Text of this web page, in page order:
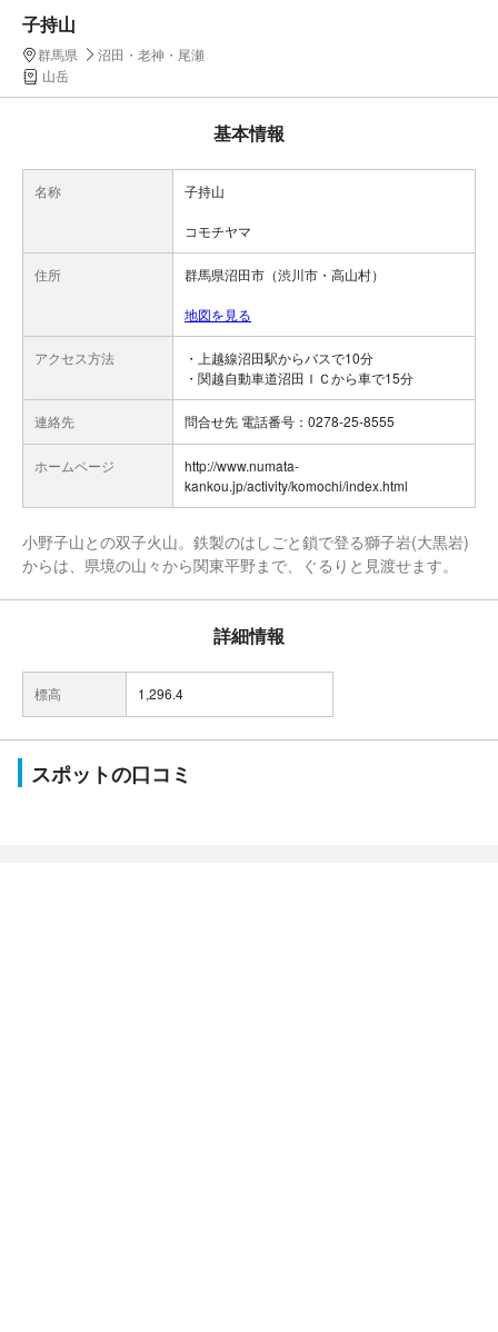
子持山
群馬県
沼田・老神・尾瀬
山岳
基本情報
名称 子持山
コモチヤマ
住所 群馬県沼田市（渋川市・高山村）
地図を見る
アクセス方法
・上越線沼田駅からバスで10分
・関越自動車道沼田ＩＣから車で15分
連絡先 問合せ先 電話番号：0278-25-8555
ホームページ
http://www.numata-
kankou.jp/activity/komochi/index.html
小野子山との双子火山。鉄製のはしごと鎖で登る獅子岩(大黒岩)
からは、県境の山々から関東平野まで、ぐるりと見渡せます。
詳細情報
標高 1,296.4
スポットの口コミ